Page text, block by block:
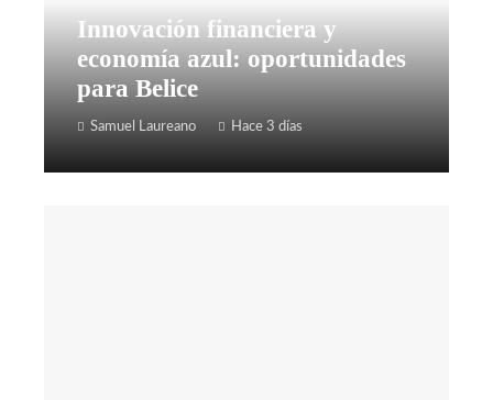
Innovación financiera y
economía azul: oportunidades
para Belice
Samuel Laureano Hace 3 días